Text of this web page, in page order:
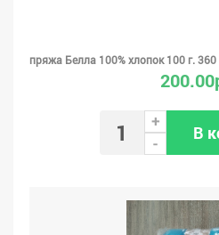
пряжа Белла 100% хлопок 100 г.
+
-
В